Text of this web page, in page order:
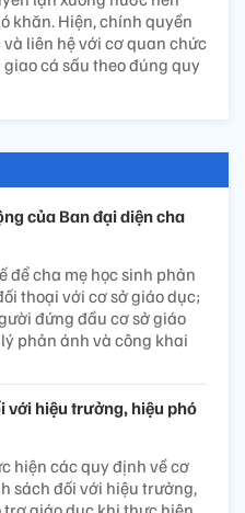
khăn. Hiện, chính quyền
liên hệ với cơ quan chức
cá sấu theo đúng quy
của Ban đại diện cha
để cha mẹ học sinh phản
thoại với cơ sở giáo dục;
đứng đầu cơ sở giáo
phản ánh và công khai
với hiệu trưởng, hiệu phó
hiện các quy định về cơ
sách đối với hiệu trưởng,